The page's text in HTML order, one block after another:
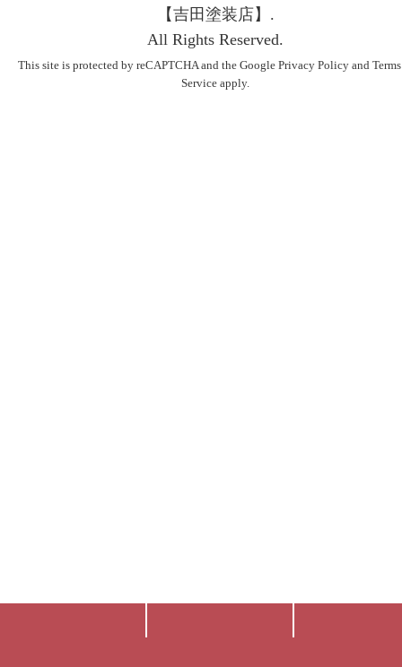
【吉⽥塗装店】.
All Rights Reserved.
This site is protected by reCAPTCHA and the Google Privacy Policyand
Service apply.